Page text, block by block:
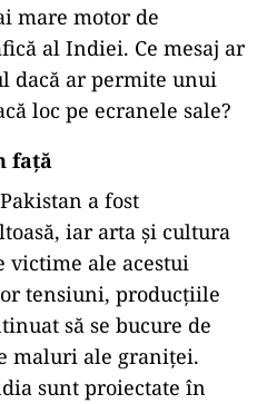
mare motor de
al Indiei. Ce mesaj ar
dacă ar permite unui
loc pe ecranele sale?
față
a fost
iar arta și cultura
victime ale acestui
tensiuni, producțiile
să se bucure de
maluri ale graniței.
sunt proiectate în